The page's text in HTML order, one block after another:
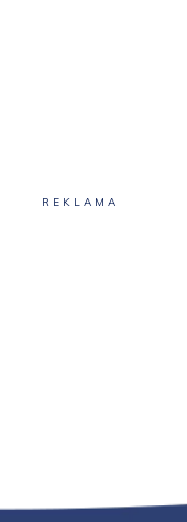
REKLAMA